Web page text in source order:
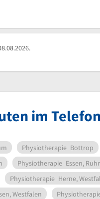
im
Physiotherapie Bottrop
Physiotherapie Essen, Ruhr
Physiotherapie Herne,
Westfalen